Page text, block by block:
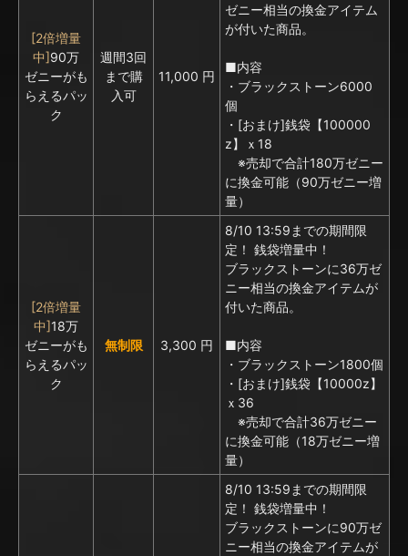
[2倍増量
中]90万
ゼニーがも
らえるパッ
ク
週間3回
まで購
入可
11,000 円
ゼニー相当の換金アイテム
が付いた商品。
■内容
・ブラックストーン6000
個
・[おまけ]銭袋【100000
z】ｘ18
※売却で合計180万ゼニー
に換金可能（90万ゼニー増
量）
[2倍増量
中]18万
ゼニーがも
らえるパッ
ク
無制限 3,300 円
8/10 13:59までの期間限
定！ 銭袋増量中！
ブラックストーンに36万ゼ
ニー相当の換金アイテムが
付いた商品。
■内容
・ブラックストーン1800個
・[おまけ]銭袋【10000z】
ｘ36
※売却で合計36万ゼニー
に換金可能（18万ゼニー増
量）
8/10 13:59までの期間限
定！ 銭袋増量中！
ブラックストーンに90万ゼ
ニー相当の換金アイテムが